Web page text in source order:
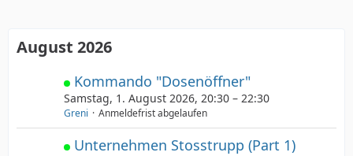
August 2026
Kommando "Dosenöffner"
Samstag, 1. August 2026, 20:30 – 22:30
Greni Anmeldefrist abgelaufen
Unternehmen Stosstrupp (Part 1)